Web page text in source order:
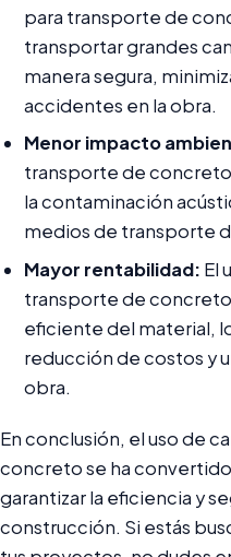
para transporte de
transportar grandes
manera segura,
accidentes en la obra.
Menor impacto
transporte de concreto
la contaminación
medios de transporte
Mayor rentabilidad: El
transporte de
eficiente del material,
reducción de costos y
obra.
En conclusión, el uso de
concreto se ha
garantizar la eficiencia y
construcción. Si estás